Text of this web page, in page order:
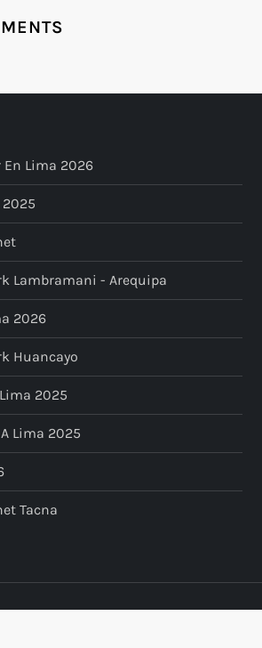
Lima 2026
Lambramani - Arequipa
2026
Huancayo
2025
Lima 2025
Tacna